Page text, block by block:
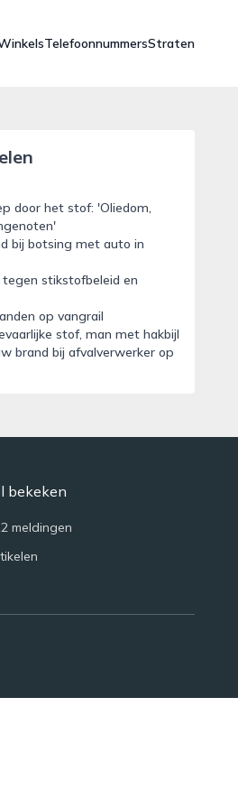
TelefoonnummersStraten
door het stof: 'Oliedom,
bij botsing met auto in
stikstofbeleid en
op vangrail
stof, man met hakbijl
brand bij afvalverwerker op
bekeken
meldingen